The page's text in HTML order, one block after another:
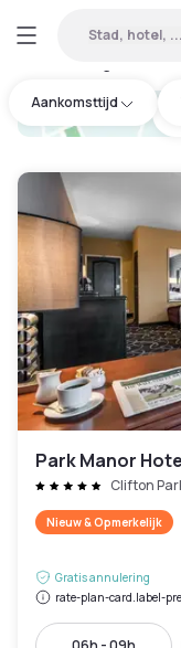
Stad, hotel, ...
Aankomsttijd
Park Manor
Clifton
Nieuw & Opmerkelijk
Gratis annulering
rate-plan-card.label-